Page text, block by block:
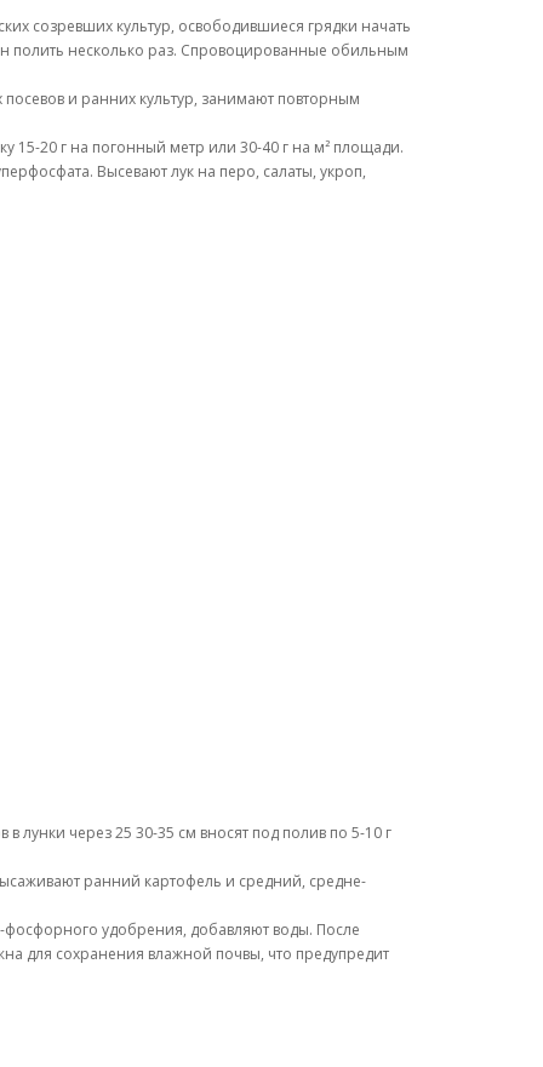
созревших культур, освободившиеся грядки начать
полить несколько раз. Спровоцированные обильным
и ранних культур, занимают повторным
15-20 г на погонный метр или 30-40 г на м² площади.
Высевают лук на перо, салаты, укроп,
лунки через 25 30-35 см вносят под полив по 5-10 г
ранний картофель и средний, средне-
фосфорного удобрения, добавляют воды. После
для сохранения влажной почвы, что предупредит